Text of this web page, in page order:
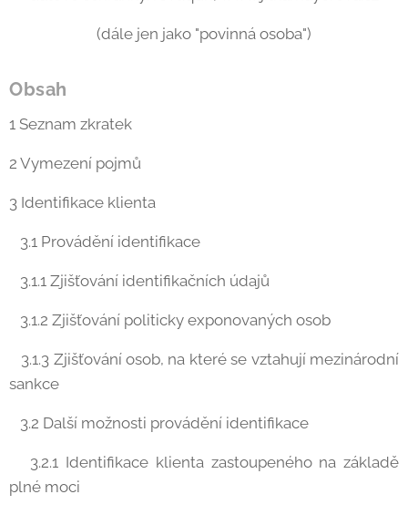
(dále jen jako "povinná osoba")
Obsah
1 Seznam zkratek
2 Vymezení pojmů
3 Identifikace klienta
3.1 Provádění identifikace
3.1.1 Zjišťování identifikačních údajů
3.1.2 Zjišťování politicky exponovaných osob
3.1.3 Zjišťování osob, na které se vztahují mezinárodní
sankce
3.2 Další možnosti provádění identifikace
3.2.1 Identifikace klienta zastoupeného na základě
plné moci